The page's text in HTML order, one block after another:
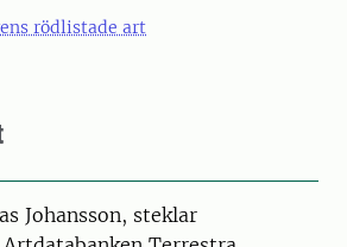
rödlistade art
Johansson, steklar